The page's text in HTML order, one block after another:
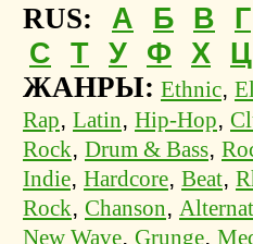
RUS: А Б В
Г
С
Т У Ф Х Ц
ЖАНРЫ: Ethnic,
Rap, Latin, Hip-Hop,
Rock, Drum & Bass,
Indie, Hardcore, Beat,
Rock, Chanson,
New Wave, Grunge,